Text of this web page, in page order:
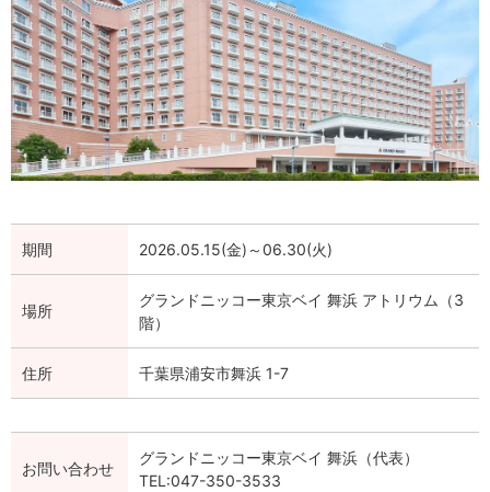
期間 2026.05.15(金)～06.30(火)
場所
グランドニッコー東京ベイ 舞浜 アトリウム（3
階）
住所 千葉県浦安市舞浜 1-7
お問い合わせ
グランドニッコー東京ベイ 舞浜（代表）
TEL:047-350-3533